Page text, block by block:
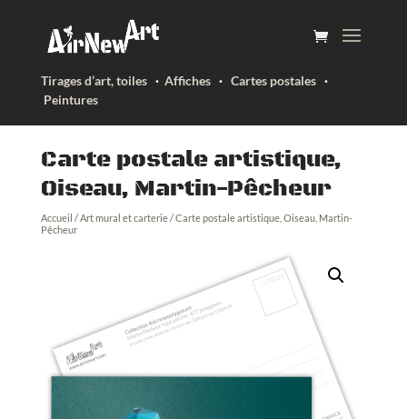
Tirages d’art, toiles· Affiches· Cartes postales·
Peintures
Carte postale artistique,
Oiseau, Martin-Pêcheur
Accueil /Art mural et carterie/ Carte postale artistique, Oiseau, Martin-
Pêcheur